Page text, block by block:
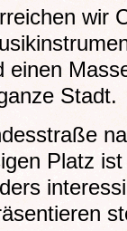
wir
einen
Stadt.
Platz